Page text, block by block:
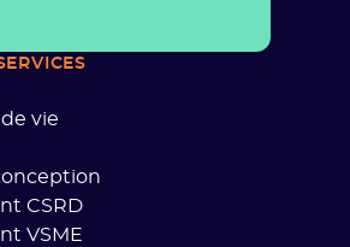
vie
CSRD
VSME